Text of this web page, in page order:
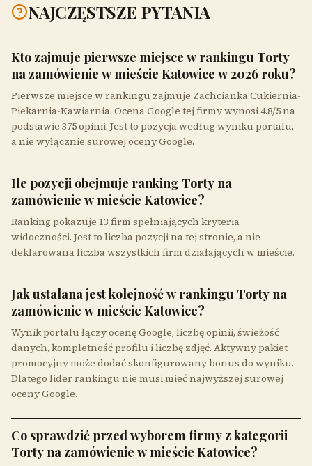
NAJCZĘSTSZE PYTANIA
Kto zajmuje pierwsze miejsce w rankingu Torty
na zamówienie w mieście Katowice w 2026 roku?
Pierwsze miejsce w rankingu zajmuje Zachcianka Cukiernia-
Piekarnia-Kawiarnia. Ocena Google tej firmy wynosi 4.8/5 na
podstawie 375 opinii. Jest to pozycja według wyniku portalu,
a nie wyłącznie surowej oceny Google.
Ile pozycji obejmuje ranking Torty na
zamówienie w mieście Katowice?
Ranking pokazuje 13 firm spełniających kryteria
widoczności. Jest to liczba pozycji na tej stronie, a nie
deklarowana liczba wszystkich firm działających w mieście.
Jak ustalana jest kolejność w rankingu Torty na
zamówienie w mieście Katowice?
Wynik portalu łączy ocenę Google, liczbę opinii, świeżość
danych, kompletność profilu i liczbę zdjęć. Aktywny pakiet
promocyjny może dodać skonfigurowany bonus do wyniku.
Dlatego lider rankingu nie musi mieć najwyższej surowej
oceny Google.
Co sprawdzić przed wyborem firmy z kategorii
Torty na zamówienie w mieście Katowice?